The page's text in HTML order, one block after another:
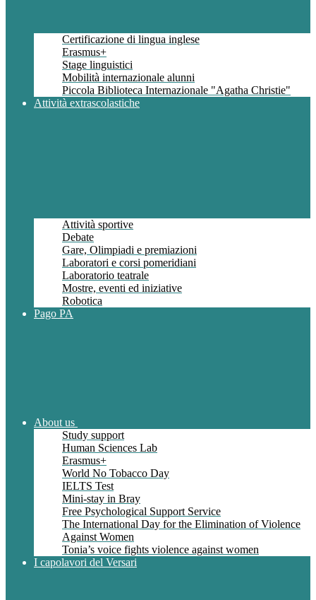
Certificazione di lingua inglese
Erasmus+
Stage linguistici
Mobilità internazionale alunni
Piccola Biblioteca Internazionale "Agatha Christie"
Attività extrascolastiche
Attività sportive
Debate
Gare, Olimpiadi e premiazioni
Laboratori e corsi pomeridiani
Laboratorio teatrale
Mostre, eventi ed iniziative
Robotica
Pago PA
About us
Study support
Human Sciences Lab
Erasmus+
World No Tobacco Day
IELTS Test
Mini-stay in Bray
Free Psychological Support Service
The International Day for the Elimination of Violence
Against Women
Tonia’s voice fights violence against women
I capolavori del Versari